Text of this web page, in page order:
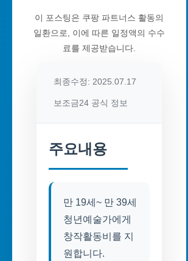
이 포스팅은 쿠팡 파트너스 활동의
일환으로, 이에 따른 일정액의 수수
료를 제공받습니다.
최종수정: 2025.07.17
보조금24 공식 정보
주요내용
만 19세~ 만 39세
청년예술가에게
창작활동비를 지
원합니다.